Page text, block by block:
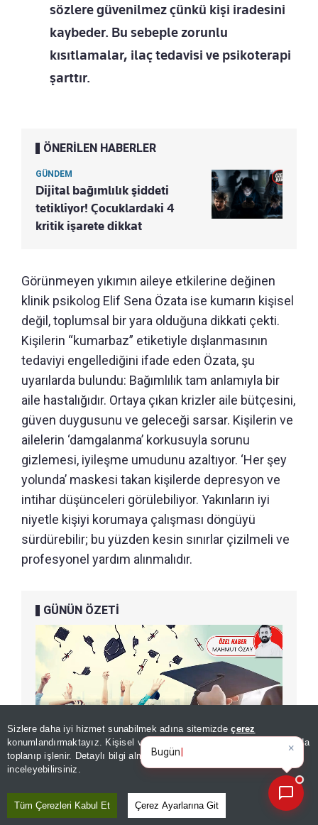
Sizlere daha iyi hizmet sunabilmek adına sitemizdeçerez
konumlandırmaktayız. Kişisel verileriniz, KVKK ve GDPR kapsamında
toplanıp işlenir. Detaylı bilgi almak içinAydınlatma Metnimizi
inceleyebilirsiniz.
Tüm Çerezleri Kabul Et Çerez Ayarlarına Git
sözlere güvenilmez çünkü kişi iradesini
kaybeder. Bu sebeple zorunlu
kısıtlamalar, ilaç tedavisi ve psikoterapi
şarttır.
ÖNERİLEN HABERLER
GÜNDEM
Dijital bağımlılık şiddeti
tetikliyor! Çocuklardaki 4
kritik işarete dikkat
Görünmeyen yıkımın aileye etkilerine değinen
klinik psikolog Elif Sena Özata ise kumarın kişisel
değil, toplumsal bir yara olduğuna dikkati çekti.
Kişilerin “kumarbaz” etiketiyle dışlanmasının
tedaviyi engellediğini ifade eden Özata, şu
uyarılarda bulundu: Bağımlılık tam anlamıyla bir
aile hastalığıdır. Ortaya çıkan krizler aile bütçesini,
güven duygusunu ve geleceği sarsar. Kişilerin ve
ailelerin ‘damgalanma’ korkusuyla sorunu
gizlemesi, iyileşme umudunu azaltıyor. ‘Her şey
yolunda’ maskesi takan kişilerde depresyon ve
intihar düşünceleri görülebiliyor. Yakınların iyi
niyetle kişiyi korumaya çalışması döngüyü
sürdürebilir; bu yüzden kesin sınırlar çizilmeli ve
profesyonel yardım alınmalıdır.
GÜNÜN ÖZETİ
Paylaş
Yayın Tarihi | 06 Ağustos, 2026 - 03:05
×
Bugünün öne çıkan manşetleri
ve gelişm